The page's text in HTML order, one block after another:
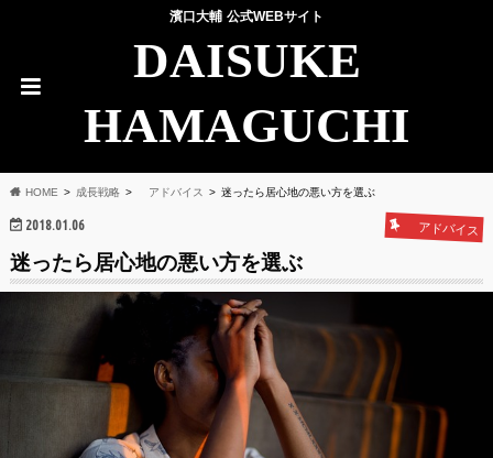
濱口大輔 公式WEBサイト
DAISUKE
HAMAGUCHI
HOME 成長戦略 アドバイス 迷ったら居心地の悪い方を選ぶ
2018.01.06 アドバイス
迷ったら居心地の悪い方を選ぶ